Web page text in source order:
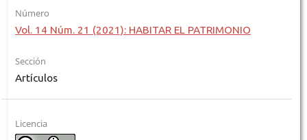
Número
Vol. 14 Núm. 21 (2021): HABITAR EL PATRIMONIO
Sección
Artículos
Licencia